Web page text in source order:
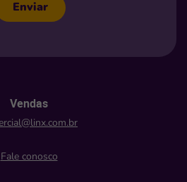
Enviar
Vendas
Fale conosco